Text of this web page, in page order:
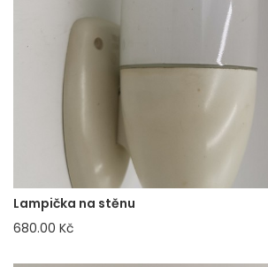
Lampička na stěnu
680.00 Kč